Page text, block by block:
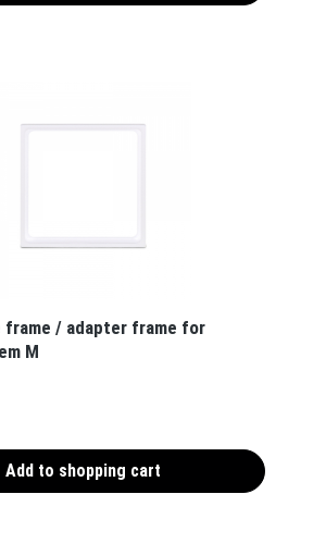
frame / adapter frame for
M
Add to shopping cart